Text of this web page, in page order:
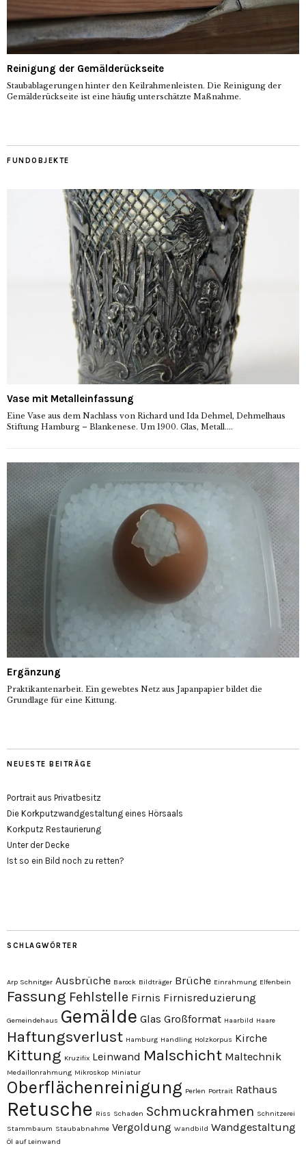
Reinigung der Gemälderückseite
Staubablagerungen hinter den Keilrahmenleisten. Die Reinigung der
Gemälderückseite ist eine häufig unterschätzte Maßnahme.
FUNDOBJEKTE
Vase mit Metalleinfassung
Eine Vase aus dem Nachlass von Richard und Ida Dehmel, Dehmelhaus
Stiftung Hamburg – Blankenese. Um 1900. Glas, Metall....
Ergänzung
Praktikantenarbeit. Ein gewebtes Netz aus Japanpapier bildet die
Grundlage für eine Kittung.
NEUESTE BEITRÄGE
Portrait aus Privatbesitz
Die Korkputzwandgestaltung eines Hörsaals
Korkputz Restaurierung
Unter der Decke
Ist so ein Bild noch zu retten?
SCHLAGWÖRTER
Arp Schnitger Ausbrüche Barock Bildträger Brüche Einrahmung Elfenbein
Fassung Fehlstelle Firnis Firnisreduzierung
Gemeindehaus Gemälde Glas Großformat Haarbild Haare
Haftungsverlust Hamburg Handling Holzkorpus Kirche
Kittung Kruzifix Leinwand Malschicht Maltechnik
Medaillonrahmung Mikroskop Miniatur
Oberflächenreinigung Perlen Portrait Rathaus
Retusche Riss Schaden Schmuckrahmen Schnitzerei
Stammbaum Staubabnahme Vergoldung Wandbild Wandgestaltung
Öl auf Leinwand